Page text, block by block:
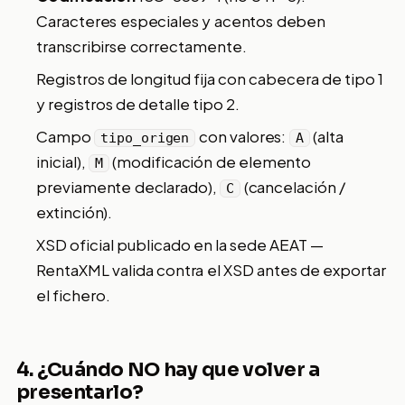
Caracteres especiales y acentos deben
transcribirse correctamente.
Registros de longitud fija con cabecera de tipo 1
y registros de detalle tipo 2.
Campo
tipo_origen con valores: A
(alta
inicial),
M
(modificación de elemento
previamente declarado),
C
(cancelación /
extinción).
XSD oficial publicado en la sede AEAT —
RentaXML valida contra el XSD antes de exportar
el fichero.
4. ¿Cuándo NO hay que volver a
presentarlo?